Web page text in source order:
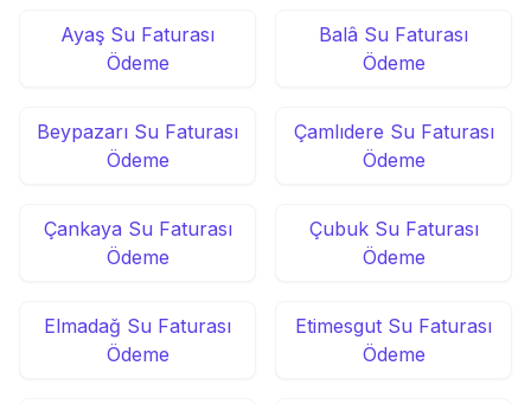
Ayaş Su Faturası
Ödeme
Balâ Su Faturası
Ödeme
Beypazarı Su Faturası
Ödeme
Çamlıdere Su Faturası
Ödeme
Çankaya Su Faturası
Ödeme
Çubuk Su Faturası
Ödeme
Elmadağ Su Faturası
Ödeme
Etimesgut Su Faturası
Ödeme